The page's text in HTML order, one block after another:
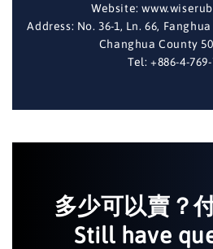
Website:
Address: No. 36-1, Ln. 66,
Changhua County
Tel: +886-4-
多少可以賣？
Still have